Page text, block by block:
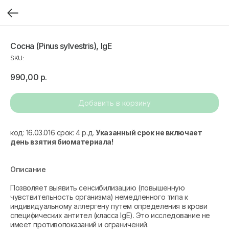
Сосна (Pinus sylvestris), IgE
SKU:
990,00 р.
Добавить в корзину
код: 16.03.016 срок: 4 р.д.Указанный срок не включает
день взятия биоматериала!
Описание
Позволяет выявить сенсибилизацию (повышенную
чувствительность организма) немедленного типа к
индивидуальному аллергену путем определения в крови
специфических антител (класса IgE). Это исследование не
имеет противопоказаний и ограничений.